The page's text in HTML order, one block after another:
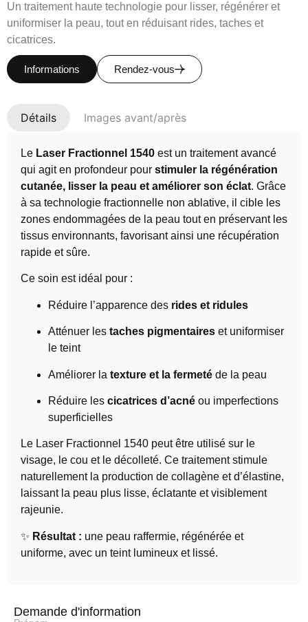
Un traitement haute technologie pour lisser, régénérer et
uniformiser la peau, tout en réduisant rides, taches et
cicatrices.
Informations Rendez-vous
Détails Images avant/après
Le Laser Fractionnel 1540 est un traitement avancé
qui agit en profondeur pour stimuler la régénération
cutanée, lisser la peau et améliorer son éclat. Grâce
à sa technologie fractionnelle non ablative, il cible les
zones endommagées de la peau tout en préservant les
tissus environnants, favorisant ainsi une récupération
rapide et sûre.
Ce soin est idéal pour :
Réduire l’apparence des rides et ridules
Atténuer les taches pigmentaires et uniformiser
le teint
Améliorer la texture et la fermeté de la peau
Réduire les cicatrices d’acné ou imperfections
superficielles
Le Laser Fractionnel 1540 peut être utilisé sur le
visage, le cou et le décolleté. Ce traitement stimule
naturellement la production de collagène et d’élastine,
laissant la peau plus lisse, éclatante et visiblement
rajeunie.
✨ Résultat : une peau raffermie, régénérée et
uniforme, avec un teint lumineux et lissé.
Demande d'information